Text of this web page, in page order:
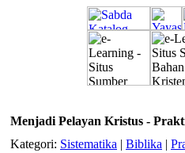
Menjadi Pelayan Kristus -
Kategori: Sistematika | Biblika |